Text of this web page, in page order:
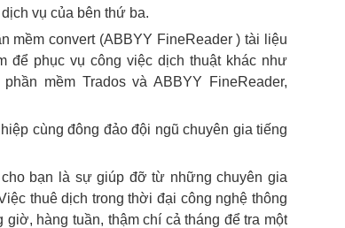
vụ của bên thứ ba.
mềm convert (ABBYY FineReader ) tài liệu
để phục vụ công việc dịch thuật khác như
mềm Trados và ABBYY FineReader,
cùng đông đảo đội ngũ chuyên gia tiếng
bạn là sự giúp đỡ từ những chuyên gia
thuê dịch trong thời đại công nghệ thông
hàng tuần, thậm chí cả tháng để tra một